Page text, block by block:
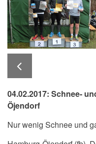
04.02.2017: Schnee-
Öjendorf
Nur wenig Schnee und